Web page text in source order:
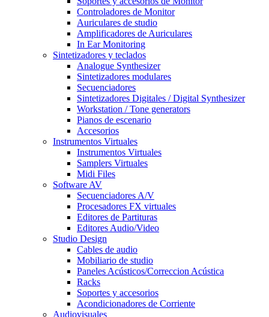
Controladores de Monitor
Auriculares de studio
Amplificadores de Auriculares
In Ear Monitoring
Sintetizadores y teclados
Analogue Synthesizer
Sintetizadores modulares
Secuenciadores
Sintetizadores Digitales / Digital Synthesizer
Workstation / Tone generators
Pianos de escenario
Accesorios
Instrumentos Virtuales
Instrumentos Virtuales
Samplers Virtuales
Midi Files
Software AV
Secuenciadores A/V
Procesadores FX virtuales
Editores de Partituras
Editores Audio/Video
Studio Design
Cables de audio
Mobiliario de studio
Paneles Acústicos/Correccion Acústica
Racks
Soportes y accesorios
Acondicionadores de Corriente
Audiovisuales